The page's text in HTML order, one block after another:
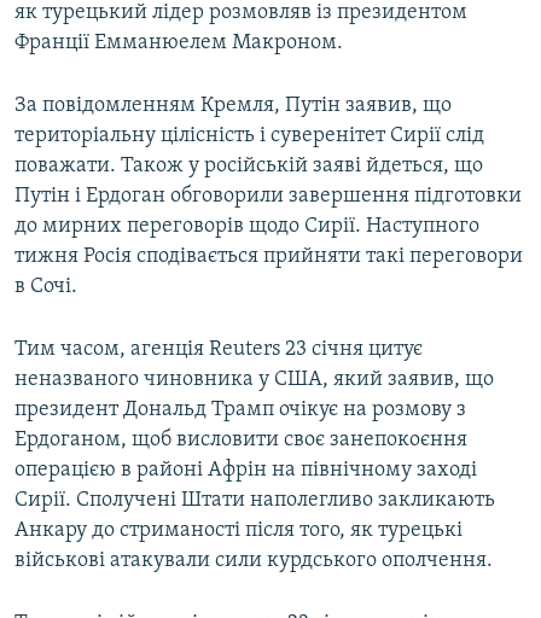
як турецький лідер розмовляв із президентом
Франції Емманюелем Макроном.
За повідомленням Кремля, Путін заявив, що
територіальну цілісність і суверенітет Сирії слід
поважати. Також у російській заяві йдеться, що
Путін і Ердоган обговорили завершення підготовки
до мирних переговорів щодо Сирії. Наступного
тижня Росія сподівається прийняти такі переговори
в Сочі.
Тим часом, агенція Reuters 23 січня цитує
неназваного чиновника у США, який заявив, що
президент Дональд Трамп очікує на розмову з
Ердоганом, щоб висловити своє занепокоєння
операцією в районі Афрін на північному заході
Сирії. Сполучені Штати наполегливо закликають
Анкару до стриманості після того, як турецькі
військові атакували сили курдського ополчення.